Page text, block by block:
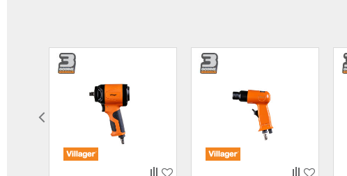
Anti-spam zaštita - izračunajte koliko je 6 - 1 :
POŠALJI